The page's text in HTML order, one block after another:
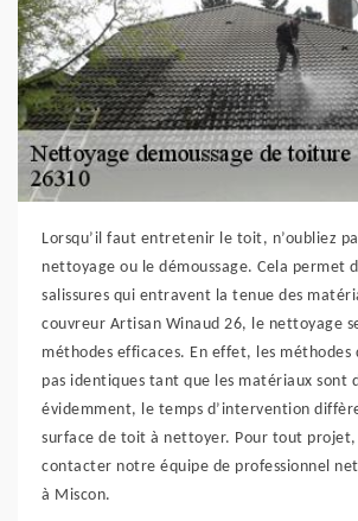
Lorsqu’il faut entretenir le toit, n’oubliez
nettoyage ou le démoussage. Cela permet
salissures qui entravent la tenue des
couvreur Artisan Winaud 26, le nettoyage
méthodes efficaces. En effet, les méthodes
pas identiques tant que les matériaux sont
évidemment, le temps d’intervention
surface de toit à nettoyer. Pour tout projet,
contacter notre équipe de professionnel
à Miscon.